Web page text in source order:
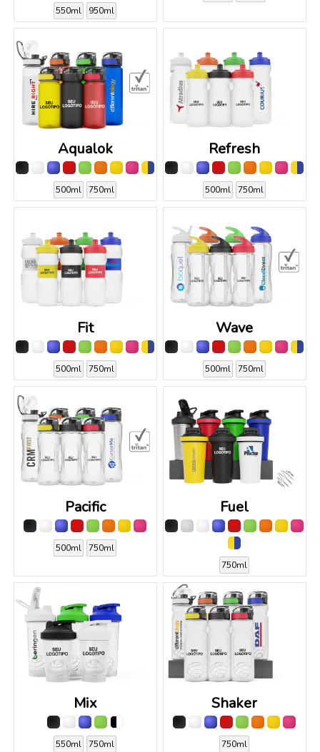
550ml 950ml
Aqualok
500ml 750ml
Refresh
500ml 750ml
Fit
500ml 750ml
Wave
500ml 750ml
Pacific
500ml 750ml
Fuel
750ml
Mix
550ml 750ml
Shaker
750ml